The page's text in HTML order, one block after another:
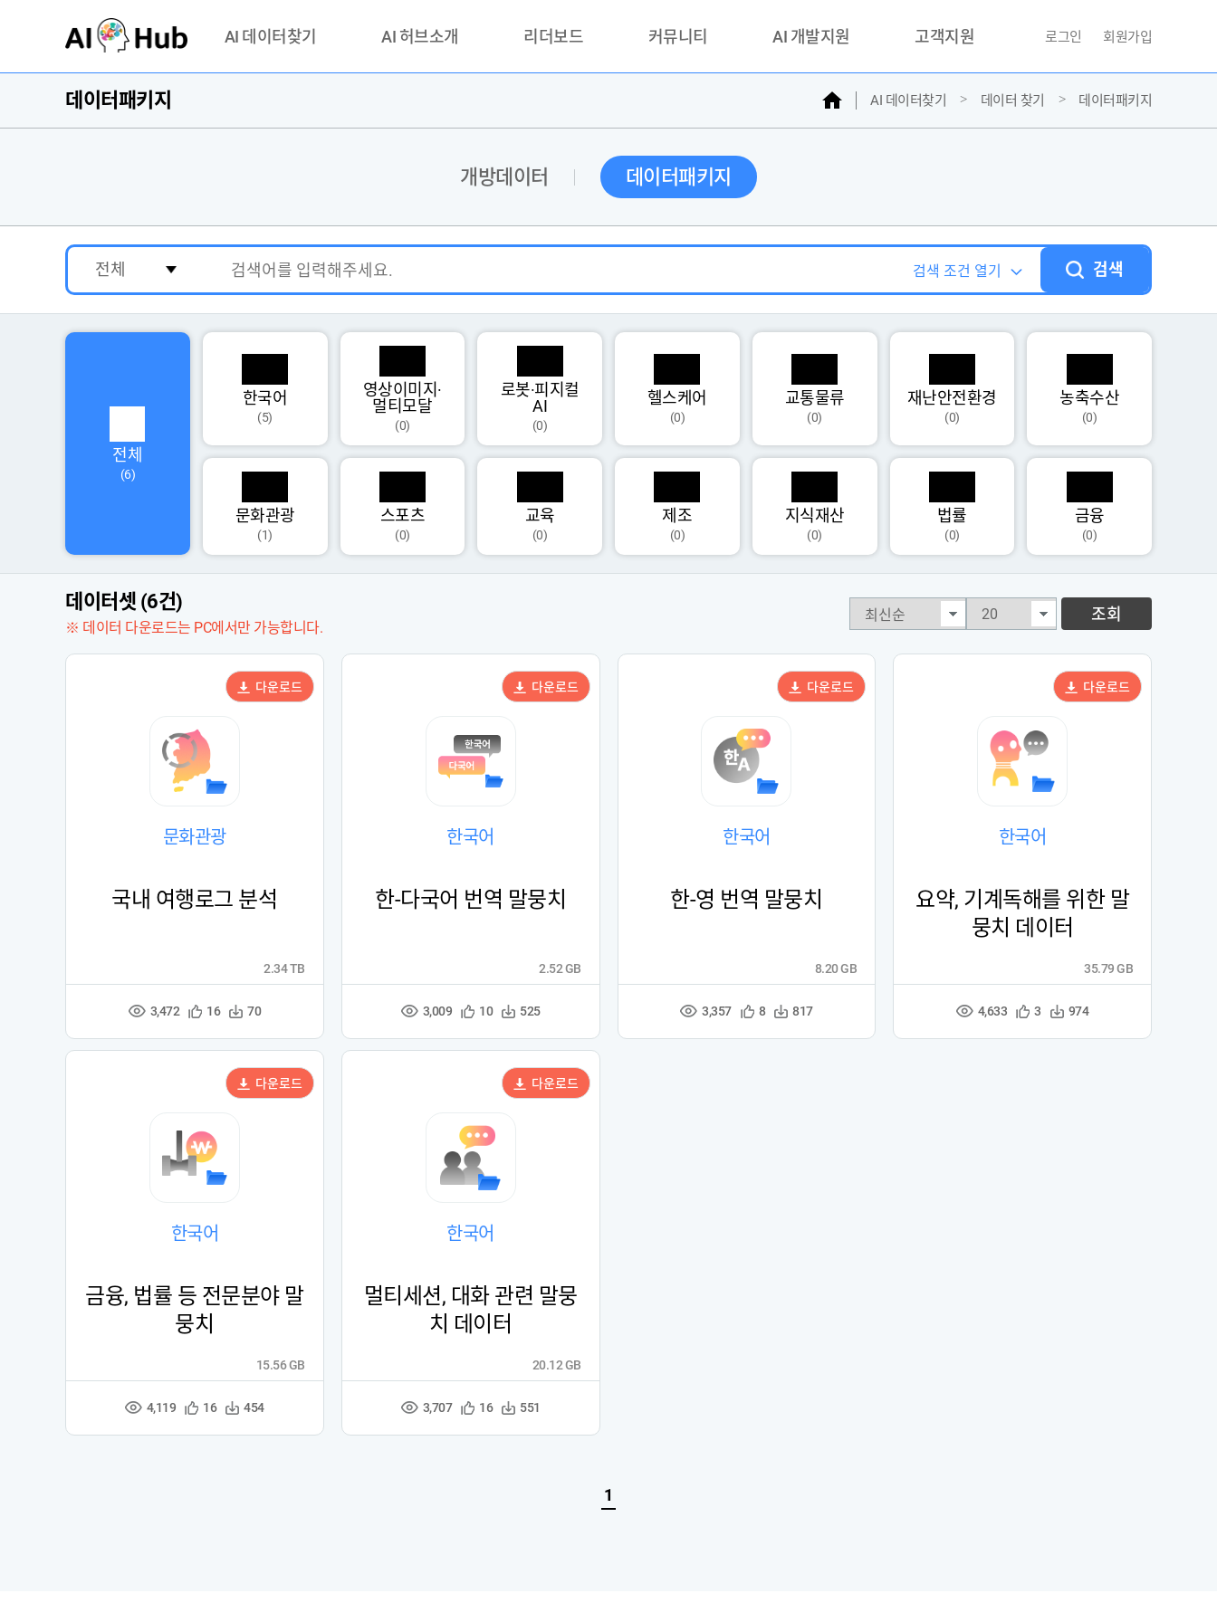
AI 데이터찾기
기관 제공 데이터
AI 허브소개
안심존이란?
리더보드 커뮤니티
활용성과 우수사례
품질가이드
AI 개발지원
AI데이터 거래소
고객지원
문의하기
자주찾는질문
로그인 회원가입
데이터패키지 홈 AI 데이터찾기 데이터 찾기 데이터패키지
개방데이터 데이터패키지
검색 조건 열기 검색
전체
(6)
한국어
(5)
영상이미지·
멀티모달
(0)
로봇·피지컬
AI
(0)
헬스케어
(0)
교통물류
(0)
재난안전환경
(0)
농축수산
(0)
문화관광
(1)
스포츠
(0)
교육
(0)
제조
(0)
지식재산
(0)
법률
(0)
금융
(0)
데이터셋 (6건)
※ 데이터 다운로드는 PC에서만 가능합니다.
조회
문화관광
국내 여행로그 분석
조
수
3,472
관
등
록
16
다
수
70
2.34 TB
다운로드
한국어
한-다국어 번역 말뭉치
조
수
3,009
관
등
록
10
다
수
525
2.52 GB
다운로드
한국어
한-영 번역 말뭉치
조
수
3,357
관
등
8
다
수
817
8.20 GB
다운로드
한국어
요약, 기계독해를 위한 말
뭉치 데이터
조
수
4,633
관
등
3
다
수
974
35.79 GB
다운로드
한국어
금융, 법률 등 전문분야 말
뭉치
조
수
4,119
관
등
16
다
수
454
15.56 GB
다운로드
한국어
멀티세션, 대화 관련 말뭉
치 데이터
조
수
3,707
관
등
16
다
수
551
20.12 GB
다운로드
1